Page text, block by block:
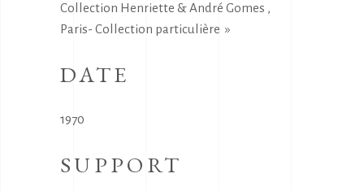
Collection Henriette & André Gomes ,
Paris- Collection particulière »
DATE
1970
SUPPORT